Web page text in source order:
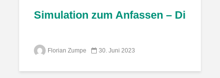
Simulation zum Anfassen –
Florian Zumpe 30. Juni 2023